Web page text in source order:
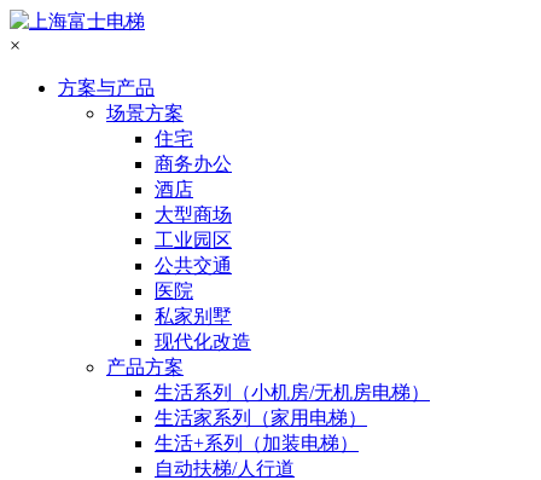
×
方案与产品
场景方案
住宅
商务办公
酒店
大型商场
工业园区
公共交通
医院
私家别墅
现代化改造
产品方案
生活系列（小机房/无机房电梯）
生活家系列（家用电梯）
生活+系列（加装电梯）
自动扶梯/人行道